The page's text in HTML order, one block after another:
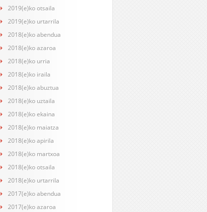
2019(e)ko otsaila
2019(e)ko urtarrila
2018(e)ko abendua
2018(e)ko azaroa
2018(e)ko urria
2018(e)ko iraila
2018(e)ko abuztua
2018(e)ko uztaila
2018(e)ko ekaina
2018(e)ko maiatza
2018(e)ko apirila
2018(e)ko martxoa
2018(e)ko otsaila
2018(e)ko urtarrila
2017(e)ko abendua
2017(e)ko azaroa